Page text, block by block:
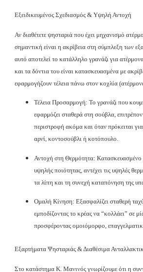
Εξειδικευμένος Σχεδιασμός & Υψηλή Αντοχή
Αν διαθέτετε ψησταριά που έχει μηχανισμό
σημαντική είναι η ακρίβεια στη σύμπλεξη των
αυτό αποτελεί το κατάλληλο γρανάζι για
και τα δόντια του είναι κατασκευασμένα με
εφαρμογήζουν τέλεια πάνω στον κοχλία
Τέλεια Προσαρμογή: Το γρανάζι που
εφαρμόζει σταθερά στη σούβλα,
περιστροφή ακόμα και όταν πρόκειται
αρνί, κοντοσούβλι ή κοτόπουλο.
Αντοχή στη Θερμότητα: Κατασκευασμένο
υψηλής ποιότητας, αντέχει τις υψηλές
τα λίπη και τη συνεχή καταπόνηση της
Ομαλή Κίνηση: Εξασφαλίζει σταθερή
εμποδίζοντας το κρέας να “κολλάει” σε
προσφέροντας ομοιόμορφο,
Εξαρτήματα Ψησταριάς & Διαθέσιμα
Στο κατάστημα Κ. Μανινός γνωρίζουμε ότι η